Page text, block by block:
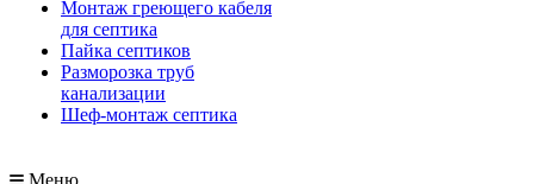
Монтаж греющего кабеля
для септика
Пайка септиков
Разморозка труб
канализации
Шеф-монтаж септика
Меню